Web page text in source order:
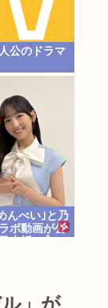
公のドラマ
んべい｣と乃
ボ動画が公
」が